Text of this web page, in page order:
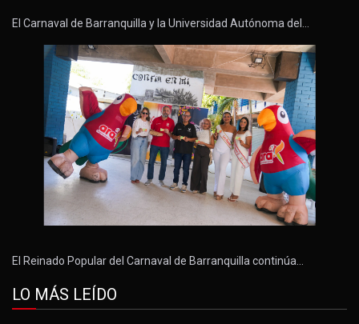
El Carnaval de Barranquilla y la Universidad Autónoma del…
El Reinado Popular del Carnaval de Barranquilla continúa…
LO MÁS LEÍDO